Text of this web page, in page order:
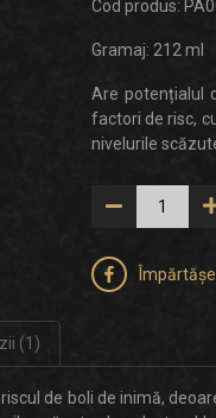
Cod produs:
Gramaj: 212 ml
Are potențialul
factori de risc,
nivelurile
(1)
de boli de inimă,